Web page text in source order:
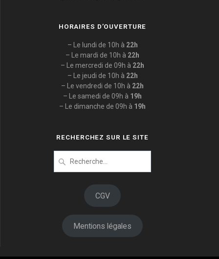
HORAIRES D’OUVERTURE
– Le lundi de 10h à 22h
– Le mardi de 10h à 22h
– Le mercredi de 09h à 22h
– Le jeudi de 10h à 22h
– Le vendredi de 10h à 22h
– Le samedi de 09h à 19h
– Le dimanche de 09h à 19h
RECHERCHEZ SUR LE SITE
pour
CGV
Mentions légales